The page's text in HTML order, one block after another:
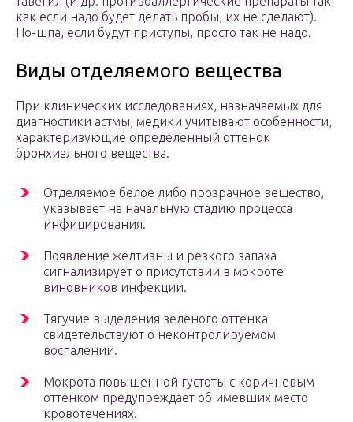
как если надо будет делать пробы, их не сделают).
Но-шпа, если будут приступы, просто так не надо.
Виды отделяемого вещества
При клинических исследованиях, назначаемых для
диагностики астмы, медики учитывают особенности,
характеризующие определенный оттенок
бронхиального вещества.
Отделяемое белое либо прозрачное вещество,
указывает на начальную стадию процесса
инфицирования.
Появление желтизны и резкого запаха
сигнализирует о присутствии в мокроте
виновников инфекции.
Тягучие выделения зеленого оттенка
свидетельствуют о неконтролируемом
воспалении.
Мокрота повышенной густоты с коричневым
оттенком предупреждает об имевших место
кровотечениях.